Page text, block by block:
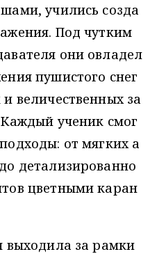
учились созда
Под чутким
они овладел
пушистого снег
величественных за
ученик смог
от мягких а
детализированно
цветными каран
выходила за рамки